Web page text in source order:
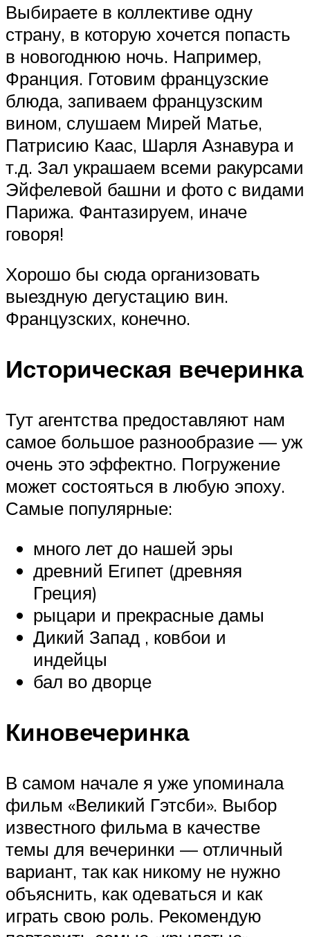
Выбираете в коллективе одну
страну, в которую хочется попасть
в новогоднюю ночь. Например,
Франция. Готовим французские
блюда, запиваем французским
вином, слушаем Мирей Матье,
Патрисию Каас, Шарля Азнавура и
т.д. Зал украшаем всеми ракурсами
Эйфелевой башни и фото с видами
Парижа. Фантазируем, иначе
говоря!
Хорошо бы сюда организовать
выездную дегустацию вин.
Французских, конечно.
Историческая вечеринка
Тут агентства предоставляют нам
самое большое разнообразие — уж
очень это эффектно. Погружение
может состояться в любую эпоху.
Самые популярные:
много лет до нашей эры
древний Египет (древняя
Греция)
рыцари и прекрасные дамы
Дикий Запад , ковбои и
индейцы
бал во дворце
Киновечеринка
В самом начале я уже упоминала
фильм «Великий Гэтсби». Выбор
известного фильма в качестве
темы для вечеринки — отличный
вариант, так как никому не нужно
объяснить, как одеваться и как
играть свою роль. Рекомендую